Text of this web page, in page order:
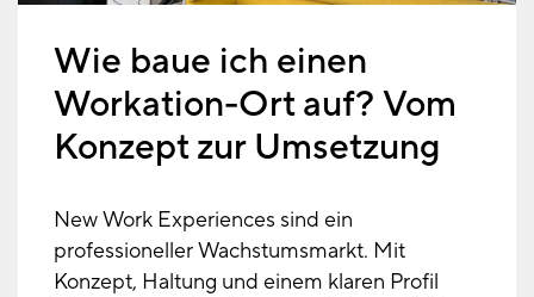
Wie baue ich einen
Workation-Ort auf? Vom
Konzept zur Umsetzung
New Work Experiences sind ein
professioneller Wachstumsmarkt. Mit
Konzept, Haltung und einem klaren Profil